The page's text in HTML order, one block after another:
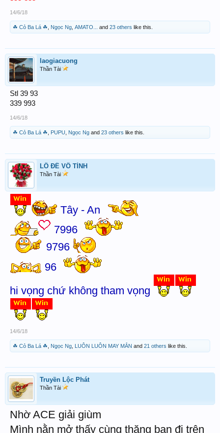
14/6/18
☘ Cỏ Ba Lá ☘ Ngọc Ng AMATO... and 23 others like this.
laogiacuong
Thần Tài
Stl 39 93
339 993
14/6/18
☘ Cỏ Ba Lá ☘ PUPU Ngọc Ng and 23 others like this.
LÔ ĐỀ VÔ TÌNH
Thần Tài
Tây - An
7996
9796
96
hi vọng chứ không tham vọng
14/6/18
☘ Cỏ Ba Lá ☘ Ngọc Ng LUÔN LUÔN MAY MẮN and 21 others like this.
Truyền Lộc Phát
Thần Tài
Nhờ ACE giải giùm
Mình nằn mở thấy cùng thăng bạn đi trên